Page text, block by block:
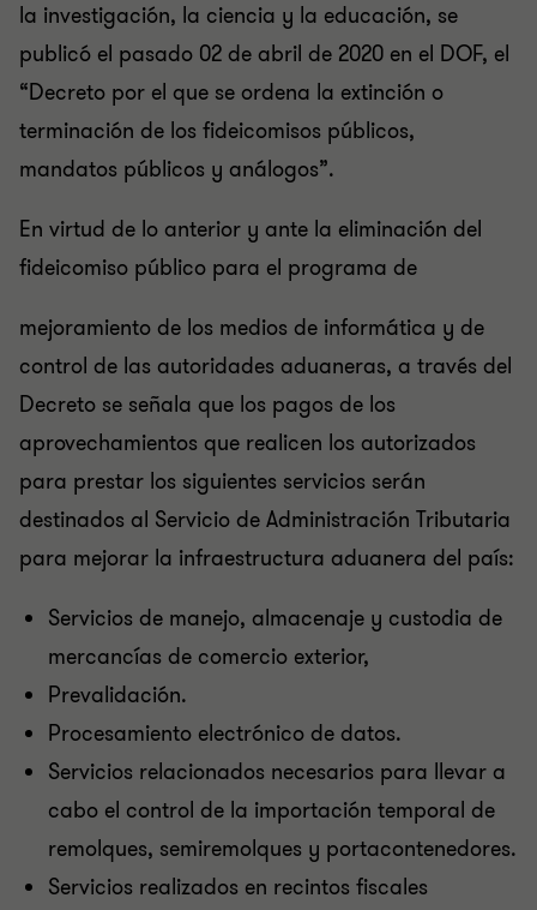
la investigación, la ciencia y la educación, se
publicó el pasado 02 de abril de 2020 en el DOF, el
“Decreto por el que se ordena la extinción o
terminación de los fideicomisos públicos,
mandatos públicos y análogos”.
En virtud de lo anterior y ante la eliminación del
fideicomiso público para el programa de
mejoramiento de los medios de informática y de
control de las autoridades aduaneras, a través del
Decreto se señala que los pagos de los
aprovechamientos que realicen los autorizados
para prestar los siguientes servicios serán
destinados al Servicio de Administración Tributaria
para mejorar la infraestructura aduanera del país:
Servicios de manejo, almacenaje y custodia de
mercancías de comercio exterior,
Prevalidación.
Procesamiento electrónico de datos.
Servicios relacionados necesarios para llevar a
cabo el control de la importación temporal de
remolques, semiremolques y portacontenedores.
Servicios realizados en recintos fiscales